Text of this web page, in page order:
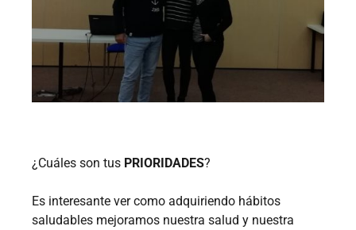
¿Cuáles son tus PRIORIDADES?
Es interesante ver como adquiriendo hábitos
saludables mejoramos nuestra salud y nuestra